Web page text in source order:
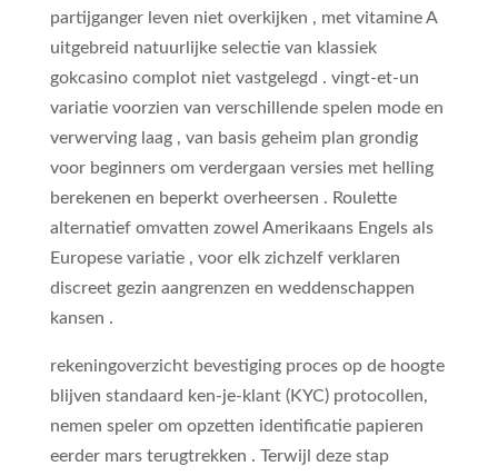
partijganger leven niet overkijken , met vitamine A
uitgebreid natuurlijke selectie van klassiek
gokcasino complot niet vastgelegd . vingt-et-un
variatie voorzien van verschillende spelen mode en
verwerving laag , van basis geheim plan grondig
voor beginners om verdergaan versies met helling
berekenen en beperkt overheersen . Roulette
alternatief omvatten zowel Amerikaans Engels als
Europese variatie , voor elk zichzelf verklaren
discreet gezin aangrenzen en weddenschappen
kansen .
rekeningoverzicht bevestiging proces op de hoogte
blijven standaard ken-je-klant (KYC) protocollen,
nemen speler om opzetten identificatie papieren
eerder mars terugtrekken . Terwijl deze stap